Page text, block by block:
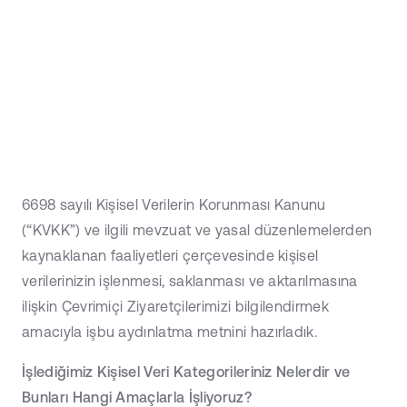
6698 sayılı Kişisel Verilerin Korunması Kanunu
(“KVKK”) ve ilgili mevzuat ve yasal düzenlemelerden
kaynaklanan faaliyetleri çerçevesinde kişisel
verilerinizin işlenmesi, saklanması ve aktarılmasına
ilişkin Çevrimiçi Ziyaretçilerimizi bilgilendirmek
amacıyla işbu aydınlatma metnini hazırladık.
İşlediğimiz Kişisel Veri Kategorileriniz Nelerdir ve
Bunları Hangi Amaçlarla İşliyoruz?